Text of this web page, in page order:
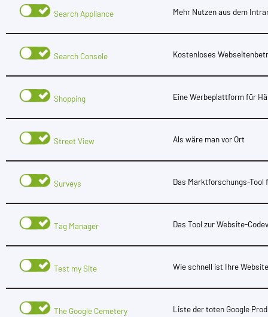
Search Appliance Mehr Nutzen aus dem
Search Console Kostenloses
Shopping Eine Werbeplattform für
Street View Als wäre man vor Ort
Surveys Das Marktforschungs-Tool
Tag Manager Das Tool zur Website-
Test my Site Wie schnell ist Ihre
The Google Cemetery Liste der toten Google